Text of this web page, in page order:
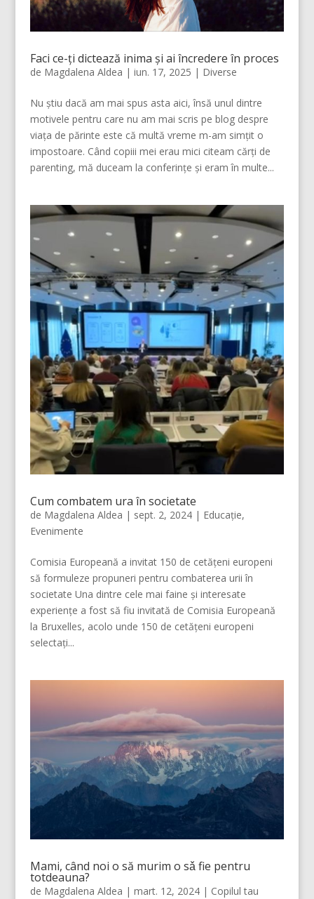
Faci ce-ți dictează inima și ai încredere în proces
de Magdalena Aldea | iun. 17, 2025 | Diverse
Nu știu dacă am mai spus asta aici, însă unul dintre
motivele pentru care nu am mai scris pe blog despre
viața de părinte este că multă vreme m-am simțit o
impostoare. Când copiii mei erau mici citeam cărți de
parenting, mă duceam la conferințe și eram în multe...
Cum combatem ura în societate
de Magdalena Aldea | sept. 2, 2024| Educație,
Evenimente
Comisia Europeană a invitat 150 de cetățeni europeni
să formuleze propuneri pentru combaterea urii în
societate Una dintre cele mai faine și interesate
experiențe a fost să fiu invitată de Comisia Europeană
la Bruxelles, acolo unde 150 de cetățeni europeni
selectați...
Mami, când noi o să murim o sǎ fie pentru
totdeauna?
de Magdalena Aldea | mart. 12, 2024| Copilul tau